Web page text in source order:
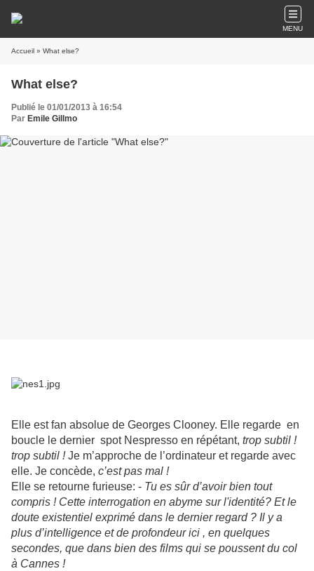
MENU
Accueil » What else?
What else?
Publié le 01/01/2013 à 16:54
Par Emile Gillmo
Elle est fan absolue de Georges Clooney. Elle regarde en
boucle le dernier spot Nespresso en répétant, trop subtil !
trop subtil !Je m’approche de l’ordinateur et regarde avec
elle. Je concède, c’est pas mal !
Elle se retourne furieuse: - Tu es sûr d’avoir bien tout
compris ! Cette interrogation en abyme sur l'identité? Et le
doute existentiel exprimé dans le dernier regard ? Il y a
plus d’intelligence et de profondeur ici , en quelques
secondes, que dans bien des films qui se poussent du col
à Cannes !